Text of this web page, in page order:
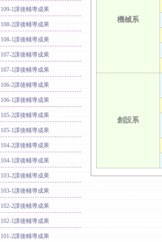
109-1課後輔導成果
108-2課後輔導成果
108-1課後輔導成果
107-2課後輔導成果
107-1課後輔導成果
106-2課後輔導成果
106-1課後輔導成果
105-2課後輔導成果
105-1課後輔導成果
104-2課後輔導成果
104-1課後輔導成果
103-2課後輔導成果
103-1課後輔導成果
102-2課後輔導成果
102-1課後輔導成果
101-2課後輔導成果
機械系
創設系